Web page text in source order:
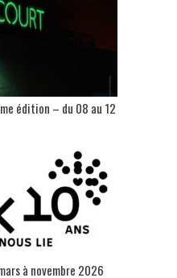
édition – du 08 au 12
à novembre 2026